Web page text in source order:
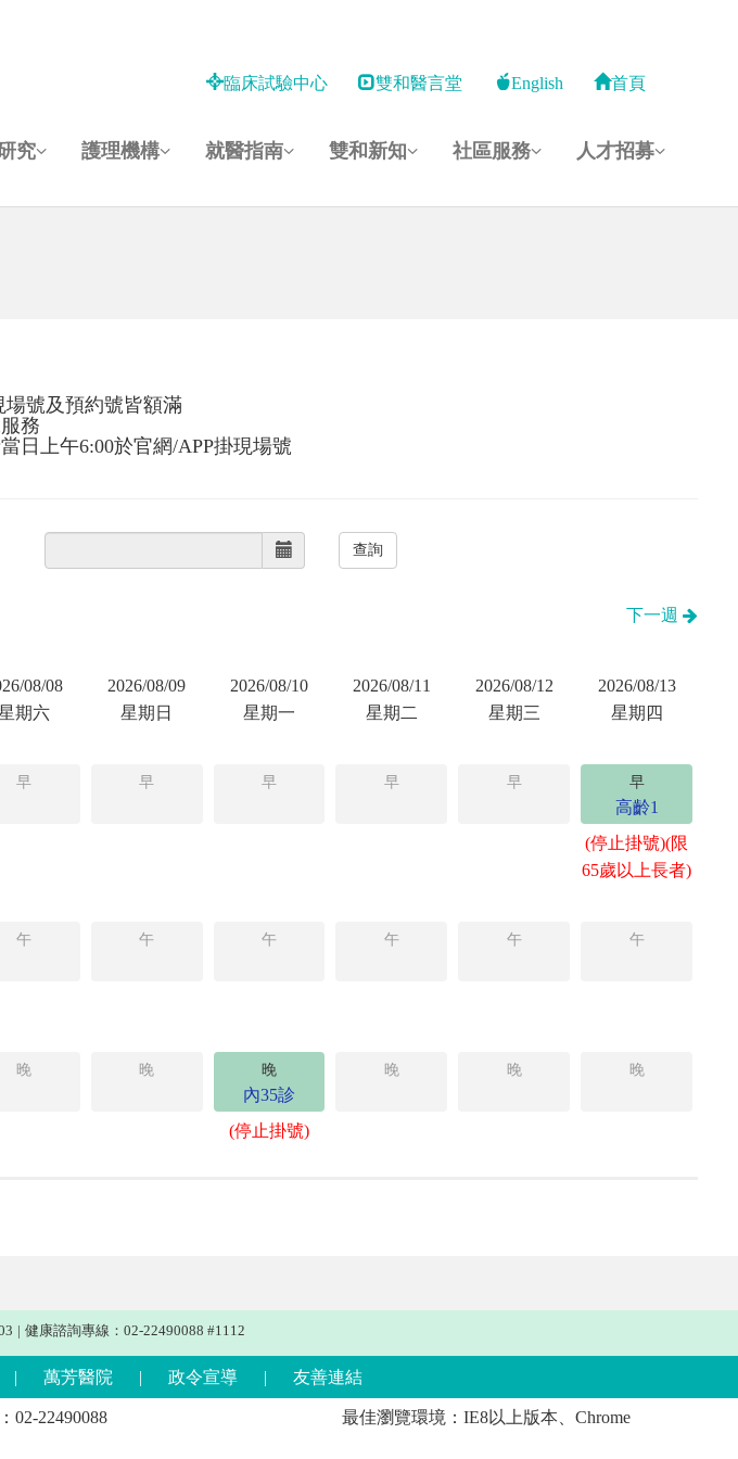
臨床試驗中心 雙和醫言堂 English 首頁
究 護理機構 就醫指南 雙和新知 社區服務 人才招募
號及預約號皆額滿
務
日上午6:00於官網/APP掛現場號
下一週
08/08
期六
2026/08/09
星期日
2026/08/10
星期一
2026/08/11
星期二
2026/08/12
星期三
2026/08/13
星期四
早 早 早 早 早 早
高齡1
(停止掛號)(限
65歲以上長者)
午 午 午 午 午 午
晚 晚 晚
內35診
(停止掛號)
晚 晚 晚
| 健康諮詢專線：02-22490088 #1112
| 萬芳醫院 | 政令宣導 | 友善連結
02-22490088 最佳瀏覽環境：IE8以上版本、Chrome